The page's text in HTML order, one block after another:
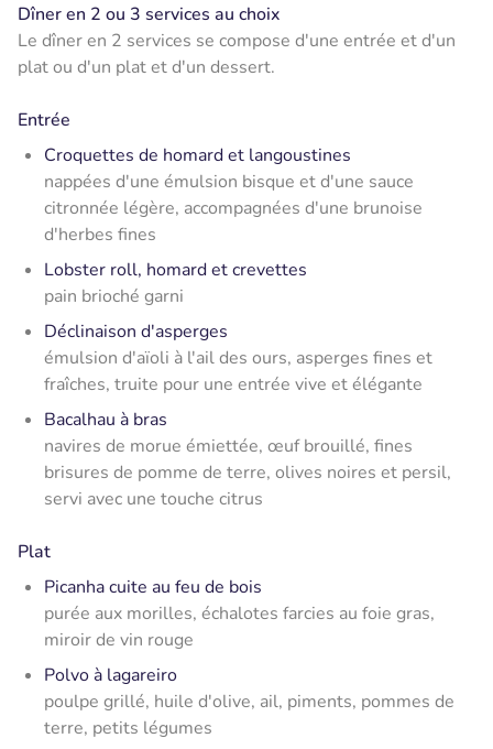
Dîner en 2 ou 3 services au choix
Le dîner en 2 services se compose d'une entrée et d'un
plat ou d'un plat et d'un dessert.
Entrée
Croquettes de homard et langoustines
nappées d'une émulsion bisque et d'une sauce
citronnée légère, accompagnées d'une brunoise
d'herbes fines
Lobster roll, homard et crevettes
pain brioché garni
Déclinaison d'asperges
émulsion d'aïoli à l'ail des ours, asperges fines et
fraîches, truite pour une entrée vive et élégante
Bacalhau à bras
navires de morue émiettée, œuf brouillé, fines
brisures de pomme de terre, olives noires et persil,
servi avec une touche citrus
Plat
Picanha cuite au feu de bois
purée aux morilles, échalotes farcies au foie gras,
miroir de vin rouge
Polvo à lagareiro
poulpe grillé, huile d'olive, ail, piments, pommes de
terre, petits légumes